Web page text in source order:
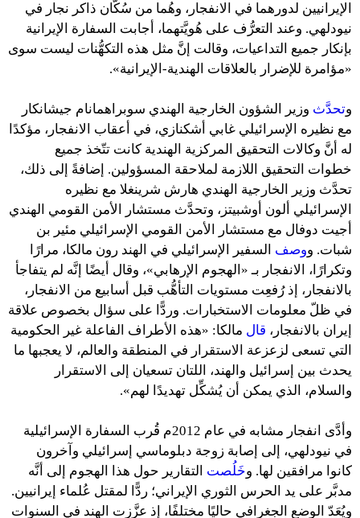
الإيرانيين لدورهما في الانفجار، وهُما من سُكّان ذاكر نجار في
نيودلهي. وعند التعرُّف على هُويَّتهما، أجابت السفارة الإيرانية
بإنكار جميع التداعيات، وقالت إنَّ مثل هذه التكهُّنات ليست سوى
«مؤامرة للإضرار بالعلاقات الهندية-الإيرانية».
وتحدَّث وزير الشؤون الخارجية الهندي سوبراهمانام جيشانكار
مع نظيره الإسرائيلي غابي أشكنازي، في أعقاب الانفجار، مؤكدًا
له أنَّ وكالات التحقيق المركزية الهندية كانت تتّخذ جميع
خطوات التحقيق اللازمة لملاحقة المسؤولين. إضافةً إلى ذلك،
تحدَّث وزير الخارجية الهندي هارش شرينغلا مع نظيره
الإسرائيلي ألون أوشبيتز، وتحدَّث مستشار الأمن القومي الهندي
أجيت دوفال مع مستشار الأمن القومي الإسرائيلي مئير بن
شبات. ووصف السفير الإسرائيلي في الهند رون مالكا، مرارًا
وتكرارًا، الانفجار بـ «الهجوم الإرهابي»، وقال أيضًا إنَّه لم يتفاجأ
بالانفجار، إذ رُفعِت مستويات التأهُّب قبل أسابيع من الانفجار،
في ظلّ معلومات الاستخبارات. وردًّا على سؤال بخصوص علاقة
إيران بالانفجار، قال مالكا: «هذه الأطراف الفاعلة غير الحكومية
التي تسعى لزعزعة الاستقرار في المنطقة والعالم، لا يعجبها ما
يحدث بين إسرائيل والهند، اللتان تسعيان إلى الاستقرار
والسلام، الذي يمكن أن يُشكِّل تهديدًا لهم».
وأدَّى انفجار مشابه في عام 2012م قُرب السفارة الإسرائيلية
في نيودلهي، إلى إصابة زوجة دبلوماسي إسرائيلي وآخرون
كانوا مرافقين لها. وخَلُصت التقارير حول هذا الهجوم إلى أنَّه
مدبَّر على يد الحرس الثوري الإيراني؛ ردًّا لمقتل عُلماء إيرانيين.
ويُعَدّ الوضع الجغرافي حاليًا مختلفًا، إذ عزَّزت الهند في السنوات